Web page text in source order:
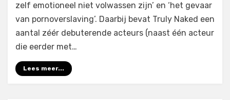
zelf emotioneel niet volwassen zijn’ en ‘het gevaar
van pornoverslaving’. Daarbij bevat Truly Naked een
aantal zéér debuterende acteurs (naast één acteur
die eerder met…
Lees meer...